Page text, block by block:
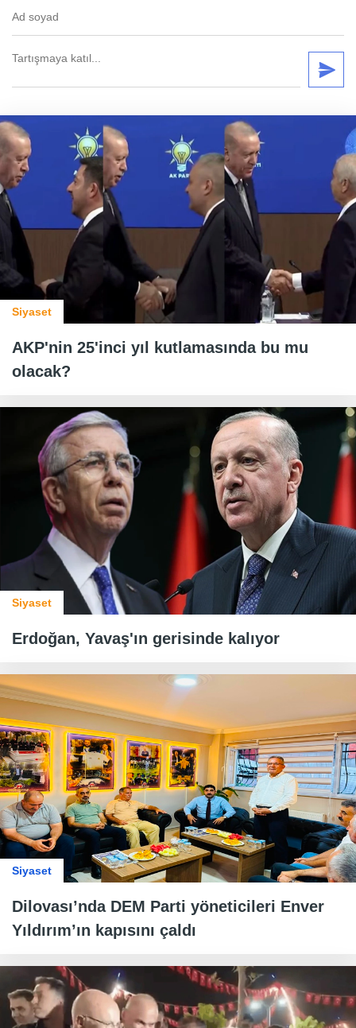
Siyaset
AKP'nin 25'inci yıl kutlamasında bu mu
olacak?
Siyaset
Erdoğan, Yavaş'ın gerisinde kalıyor
Siyaset
Dilovası’nda DEM Parti yöneticileri Enver
Yıldırım’ın kapısını çaldı